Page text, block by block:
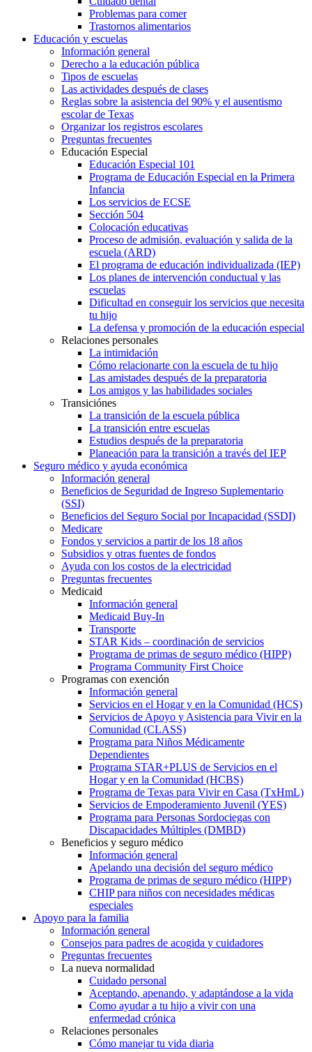
Problemas para comer
Trastornos alimentarios
Educación y escuelas
Información general
Derecho a la educación pública
Tipos de escuelas
Las actividades después de clases
Reglas sobre la asistencia del 90% y el ausentismo
escolar de Texas
Organizar los registros escolares
Preguntas frecuentes
Educación Especial
Educación Especial 101
Programa de Educación Especial en la Primera
Infancia
Los servicios de ECSE
Sección 504
Colocación educativas
Proceso de admisión, evaluación y salida de la
escuela (ARD)
El programa de educación individualizada (IEP)
Los planes de intervención conductual y las
escuelas
Dificultad en conseguir los servicios que necesita
tu hijo
La defensa y promoción de la educación especial
Relaciones personales
La intimidación
Cómo relacionarte con la escuela de tu hijo
Las amistades después de la preparatoria
Los amigos y las habilidades sociales
Transiciónes
La transición de la escuela pública
La transición entre escuelas
Estudios después de la preparatoria
Planeación para la transición a través del IEP
Seguro médico y ayuda económica
Información general
Beneficios de Seguridad de Ingreso Suplementario
(SSI)
Beneficios del Seguro Social por Incapacidad (SSDI)
Medicare
Fondos y servicios a partir de los 18 años
Subsidios y otras fuentes de fondos
Ayuda con los costos de la electricidad
Preguntas frecuentes
Medicaid
Información general
Medicaid Buy-In
Transporte
STAR Kids – coordinación de servicios
Programa de primas de seguro médico (HIPP)
Programa Community First Choice
Programas con exención
Información general
Servicios en el Hogar y en la Comunidad (HCS)
Servicios de Apoyo y Asistencia para Vivir en la
Comunidad (CLASS)
Programa para Niños Médicamente
Dependientes
Programa STAR+PLUS de Servicios en el
Hogar y en la Comunidad (HCBS)
Programa de Texas para Vivir en Casa (TxHmL)
Servicios de Empoderamiento Juvenil (YES)
Programa para Personas Sordociegas con
Discapacidades Múltiples (DMBD)
Beneficios y seguro médico
Información general
Apelando una decisión del seguro médico
Programa de primas de seguro médico (HIPP)
CHIP para niños con necesidades médicas
especiales
Apoyo para la familia
Información general
Consejos para padres de acogida y cuidadores
Preguntas frecuentes
La nueva normalidad
Cuidado personal
Aceptando, apenando, y adaptándose a la vida
Como ayudar a tu hijo a vivir con una
enfermedad crónica
Relaciones personales
Cómo manejar tu vida diaria